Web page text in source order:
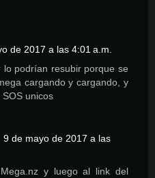
de 2017 a las 4:01 a.m.
podrían resubir porque se
cargando y cargando, y
unicos
9 de mayo de 2017 a las
y luego al link del